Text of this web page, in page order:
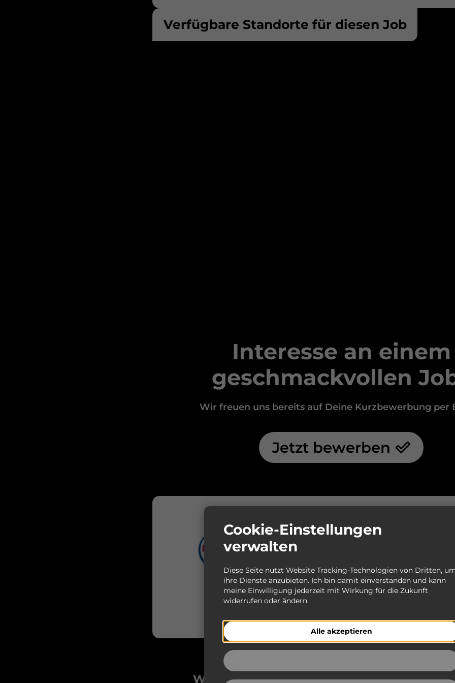
Verfügbare Standorte für diesen Job
Interesse an einem
geschmackvollen
Wir freuen uns bereits auf Deine Kurzbewerbung per
Jetzt bewerben
KMS Fast Food
GmbH
32257 Bünde
bewerbungen@maxi-
autohof.de
Webseite
Weitere Video-Stellenanzeigen auf
Cookie-Einstellungen
verwalten
Diese Seite nutzt Website Tracking-Technologien von Dritten,
ihre Dienste anzubieten. Ich bin damit einverstanden und kann
meine Einwilligung jederzeit mit Wirkung für die Zukunft
widerrufen oder ändern.
Alle akzeptieren